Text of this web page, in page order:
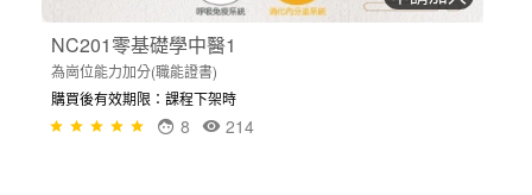
NC201零基礎學中醫1
為崗位能力加分(職能證書)
購買後有效期限：課程下架時
214
8